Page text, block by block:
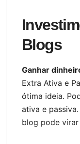
Blogs
Ganhar
Extra Ativa e
ótima ideia.
ativa e
blog pode